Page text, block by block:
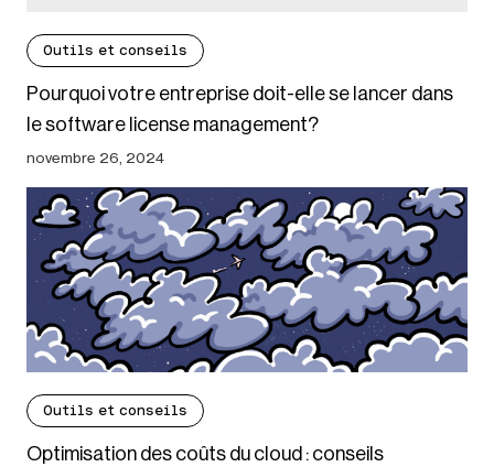
Outils et conseils
Pourquoi votre entreprise doit-elle se lancer dans
le software license management?
novembre 26, 2024
Outils et conseils
Optimisation des coûts du cloud : conseils